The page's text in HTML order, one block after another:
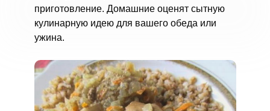
приготовление. Домашние оценят сытную
кулинарную идею для вашего обеда или
ужина.